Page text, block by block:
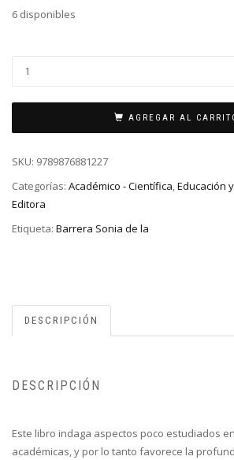
6 disponibles
AGREGAR AL
SKU: 9789876881227
Categorías: Académico - Científica,Educación
Editora
Etiqueta: Barrera Sonia de la
DESCRIPCIÓN
DESCRIPCIÓN
Este libro indaga aspectos poco estudiados
académicas, y por lo tanto favorece la